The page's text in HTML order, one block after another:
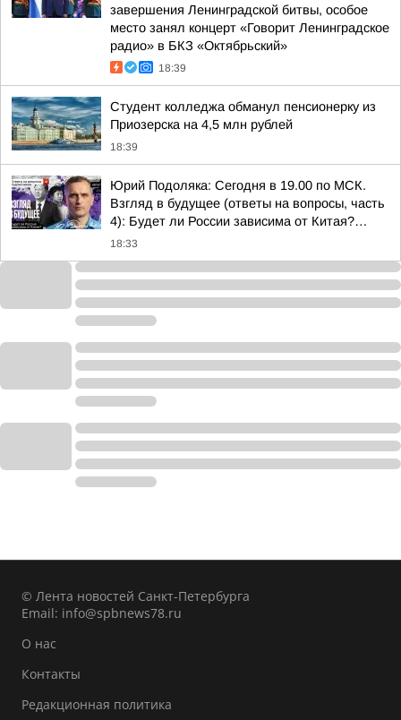
завершения Ленинградской битвы, особое
место занял концерт «Говорит Ленинградское
радио» в БКЗ «Октябрьский»
18:39
Студент колледжа обманул пенсионерку из
Приозерска на 4,5 млн рублей
18:39
Юрий Подоляка: Сегодня в 19.00 по МСК.
Взгляд в будущее (ответы на вопросы, часть
4): Будет ли России зависима от Китая?…
18:33
© Лента новостей Санкт-Петербурга
Email: info@spbnews78.ru
О нас
Контакты
Редакционная политика